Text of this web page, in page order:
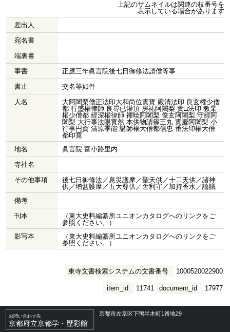
上記のサムネイルは関連の枝番号を
表示している場合があります
差出人
宛名書
端裏書
事書
正應三年眞言院後七日御修法請僧等事
書止
交名等如件
人名
大阿闍梨僧正法印大和尚位實寳 嚴清法印 良玄權少僧
都 行盛權律師 良尋已灌頂 房祐阿闍梨 實□法印 教杲
權少僧都 經深權律師 褌暁阿闍梨 俊玄阿闍梨 守經阿
闍梨 大行事法眼實然 本供物請篠王丸 實慶阿闍梨 小
行事円賀 清原季能 講師權大僧都信忠 番法印權大僧
都印寛
地名
眞言院 富小路里内
寺社名
その他事項
後七日御修法／息災護摩／聖天供／十二天供／諸神
供／增盆護摩／五大尊供／舎利守／加持香水／論議
備考
刊本
（東大史料編纂所ユニオンカタログへのリンクをご
参照ください。）
影写本
（東大史料編纂所ユニオンカタログへのリンクをご
参照ください。）
東寺文書検索システムの文書番号 1000520022900
document_id 17977
item_id 11741
お問い合わせ先
京都府立京都学・歴彩館
京都市左京区下鴨半木町1番地29